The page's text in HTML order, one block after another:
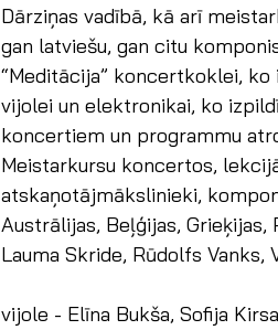
Dārziņas vadībā, kā arī
gan latviešu, gan citu
“Meditācija” koncertkoklei, ko
vijolei un elektronikai, ko
koncertiem un programmu
Meistarkursu koncertos,
atskaņotājmākslinieki,
Austrālijas, Beļģijas, Grieķijas,
Lauma Skride, Rūdolfs
vijole - Elīna Bukša, Sofija